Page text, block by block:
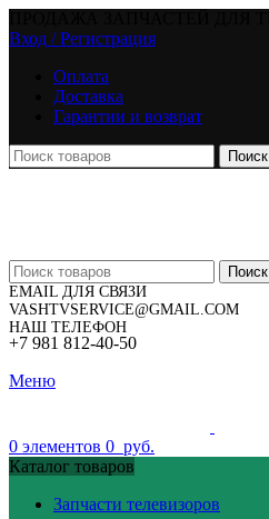
Вход / Регистрация
Оплата
Доставка
Гарантии и возврат
Поиск
Поиск
EMAIL ДЛЯ СВЯЗИ
VASHTVSERVICE@GMAIL.COM
НАШ ТЕЛЕФОН
+7 981 812-40-50
Меню
0 элементов 0 руб.
Каталог товаров
Запчасти телевизоров